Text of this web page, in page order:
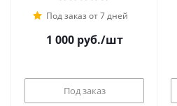
Под заказ от 7 дней
1 000руб./шт
Под заказ